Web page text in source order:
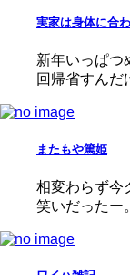
実家は身体に合
新年いっぱつ
回帰省すん
またもや篤姫
相変わらず今
笑いだったー